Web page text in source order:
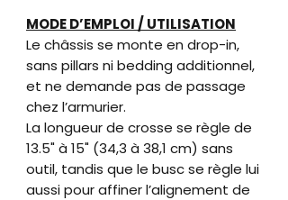
MODE D’EMPLOI / UTILISATION
Le châssis se monte en drop-in,
sans pillars ni bedding additionnel,
et ne demande pas de passage
chez l’armurier.
La longueur de crosse se règle de
13.5" à 15" (34,3 à 38,1 cm) sans
outil, tandis que le busc se règle lui
aussi pour affiner l’alignement de